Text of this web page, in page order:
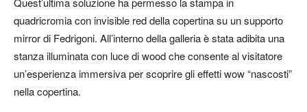
quadricromia con invisible red della copertina su un supporto
mirror di Fedrigoni. All’interno della galleria è stata adibita una
stanza illuminata con luce di wood che consente al visitatore
un’esperienza immersiva per scoprire gli effetti wow “nascosti”
nella copertina.